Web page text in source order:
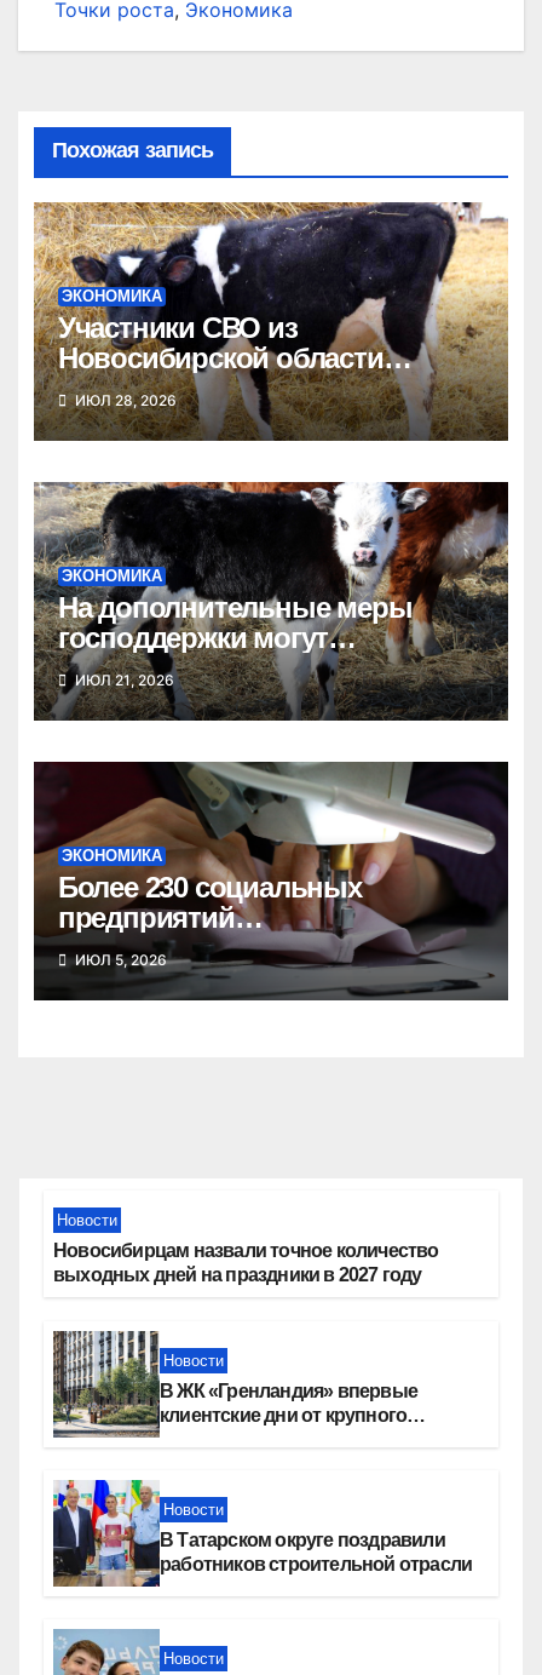
Точки роста, Экономика
Похожая запись
ЭКОНОМИКА
Участники СВО из
Новосибирской области
получат гранты на развитие
агробизнеса
ИЮЛ 28, 2026
ЭКОНОМИКА
На дополнительные меры
господдержки могут
рассчитывать новосибирские
фермеры
ИЮЛ 21, 2026
ЭКОНОМИКА
Более 230 социальных
предприятий
зарегистрировано в
Новосибирской области
ИЮЛ 5, 2026
Новости
Новосибирцам назвали точное количество
выходных дней на праздники в 2027 году
Новости
В ЖК «Гренландия» впервые
клиентские дни от крупного
Новости
В Татарском округе поздравили
работников строительной отрасли
Новости